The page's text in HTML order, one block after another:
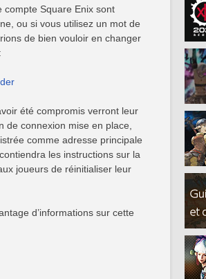
compte Square Enix sont
ou si vous utilisez un mot de
de bien vouloir en changer
été compromis verront leur
connexion mise en place,
comme adresse principale
les instructions sur la
joueurs de réinitialiser leur
d’informations sur cette